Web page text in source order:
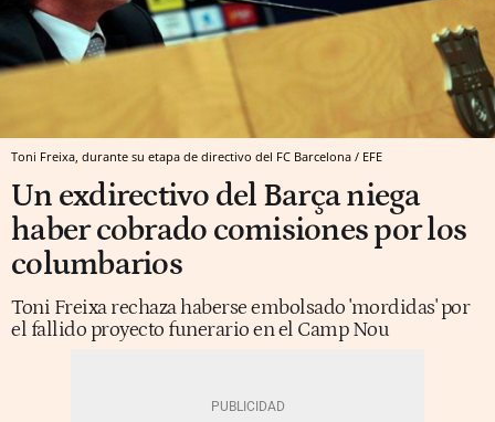
Toni Freixa, durante su etapa de directivo del FC Barcelona / EFE
Un exdirectivo del Barça niega
haber cobrado comisiones por los
columbarios
Toni Freixa rechaza haberse embolsado 'mordidas' por
el fallido proyecto funerario en el Camp Nou